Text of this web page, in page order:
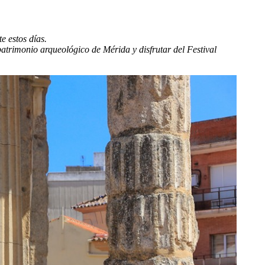
estos días.
arqueológico de Mérida y disfrutar del Festival